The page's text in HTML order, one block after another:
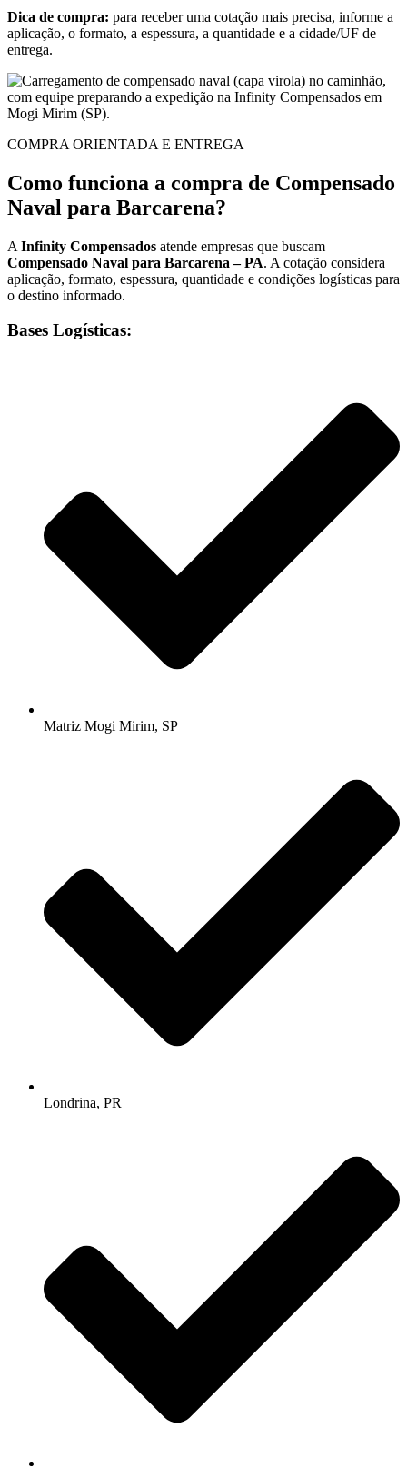
Dica de compra: para receber uma cotação mais precisa, informe a
aplicação, o formato, a espessura, a quantidade e a cidade/UF de
entrega.
COMPRA ORIENTADA E ENTREGA
Como funciona a compra de Compensado
Naval para Barcarena?
A Infinity Compensados atende empresas que buscam
Compensado Naval para Barcarena – PA. A cotação considera
aplicação, formato, espessura, quantidade e condições logísticas para
o destino informado.
Bases Logísticas:
Matriz Mogi Mirim, SP
Londrina, PR